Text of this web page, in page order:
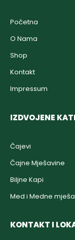
Početna
O Nama
Shop
Kontakt
Impressum
IZDVOJENE
Čajevi
Čajne Mješavine
Biljne Kapi
Med i Medne
KONTAKT I